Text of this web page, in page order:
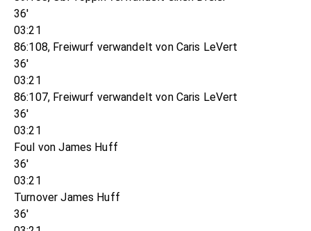
36'
03:21
86:108, Freiwurf verwandelt von Caris LeVert
36'
03:21
86:107, Freiwurf verwandelt von Caris LeVert
36'
03:21
Foul von James Huff
36'
03:21
Turnover James Huff
36'